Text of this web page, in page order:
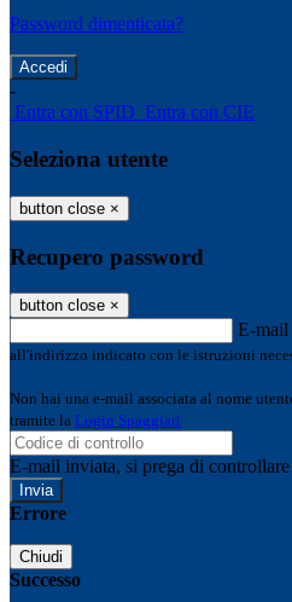
Password dimenticata?
-
Entra con SPID Entra con CIE
Seleziona utente
button close ×
Recupero password
button close ×
E-mail
all'indirizzo indicato con le istruzioni
Non hai una e-mail associata al nome
tramite la Login Spaggiari
E-mail inviata, si prega di
Errore
Chiudi
Successo